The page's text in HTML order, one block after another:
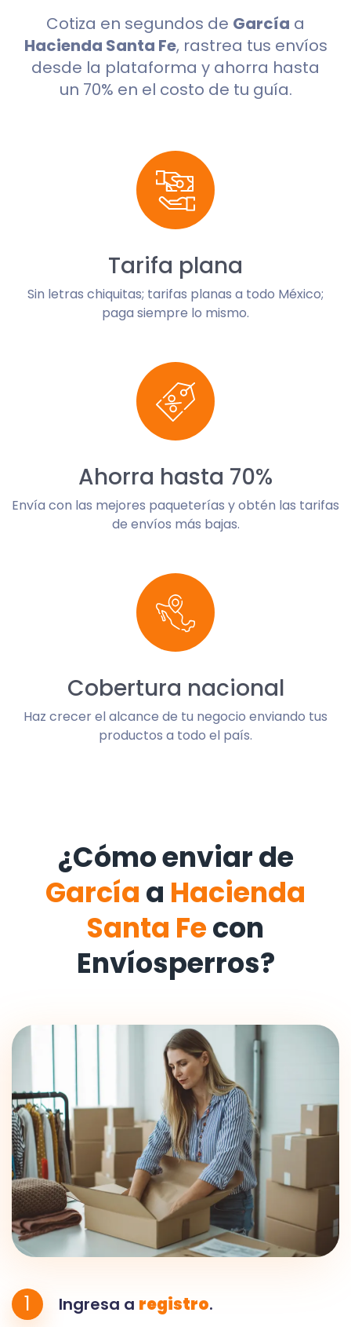
Cotiza en segundos de García a
Hacienda Santa Fe, rastrea tus envíos
desde la plataforma y ahorra hasta
un 70% en el costo de tu guía.
Tarifa plana
Sin letras chiquitas; tarifas planas a todo México;
paga siempre lo mismo.
Ahorra hasta 70%
Envía con las mejores paqueterías y obtén las tarifas
de envíos más bajas.
Cobertura nacional
Haz crecer el alcance de tu negocio enviando tus
productos a todo el país.
¿Cómo enviar de
García a Hacienda
Santa Fecon
Envíosperros?
1 Ingresa a registro.